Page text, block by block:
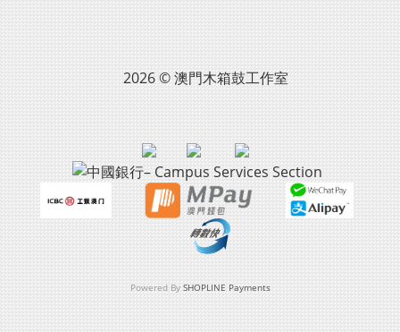
2026 © 澳門木箱鼓工作室
Powered By SHOPLINE Payments